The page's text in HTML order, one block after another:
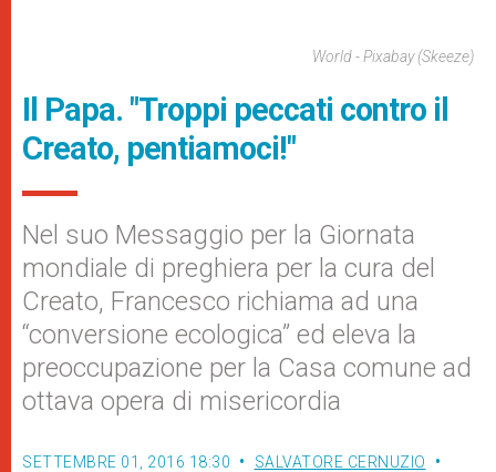
World - Pixabay (skeeze)
Il Papa. "Troppi peccati contro il
Creato, pentiamoci!"
Nel suo Messaggio per la Giornata
mondiale di preghiera per la cura del
Creato, Francesco richiama ad una
“conversione ecologica” ed eleva la
preoccupazione per la Casa comune ad
ottava opera di misericordia
SETTEMBRE 01, 2016 18:30
SALVATORE CERNUZIO